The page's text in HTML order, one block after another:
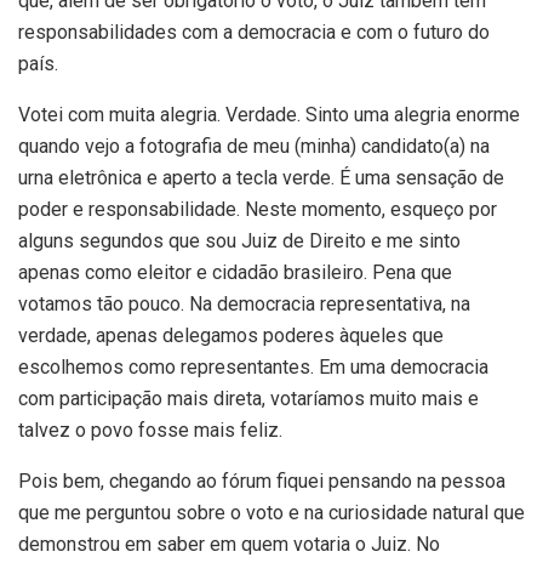
responsabilidades com a democracia e com o futuro do
país.
Votei com muita alegria. Verdade. Sinto uma alegria enorme
quando vejo a fotografia de meu (minha) candidato(a) na
urna eletrônica e aperto a tecla verde. É uma sensação de
poder e responsabilidade. Neste momento, esqueço por
alguns segundos que sou Juiz de Direito e me sinto
apenas como eleitor e cidadão brasileiro. Pena que
votamos tão pouco. Na democracia representativa, na
verdade, apenas delegamos poderes àqueles que
escolhemos como representantes. Em uma democracia
com participação mais direta, votaríamos muito mais e
talvez o povo fosse mais feliz.
Pois bem, chegando ao fórum fiquei pensando na pessoa
que me perguntou sobre o voto e na curiosidade natural que
demonstrou em saber em quem votaria o Juiz. No